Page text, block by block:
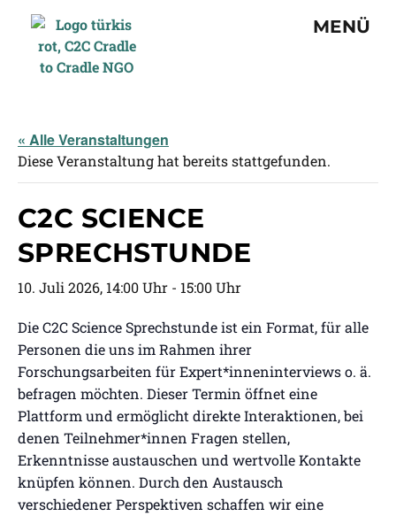
MENÜ
« Alle Veranstaltungen
Diese Veranstaltung hat bereits stattgefunden.
C2C SCIENCE
SPRECHSTUNDE
10. Juli 2026, 14:00 Uhr - 15:00 Uhr
Die C2C Science Sprechstunde ist ein Format, für alle
Personen die uns im Rahmen ihrer
Forschungsarbeiten für Expert*inneninterviews o. ä.
befragen möchten. Dieser Termin öffnet eine
Plattform und ermöglicht direkte Interaktionen, bei
denen Teilnehmer*innen Fragen stellen,
Erkenntnisse austauschen und wertvolle Kontakte
knüpfen können. Durch den Austausch
verschiedener Perspektiven schaffen wir eine